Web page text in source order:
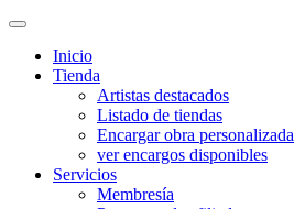
Inicio
Tienda
Artistas destacados
Listado de tiendas
Encargar obra personalizada
ver encargos disponibles
Servicios
Membresía